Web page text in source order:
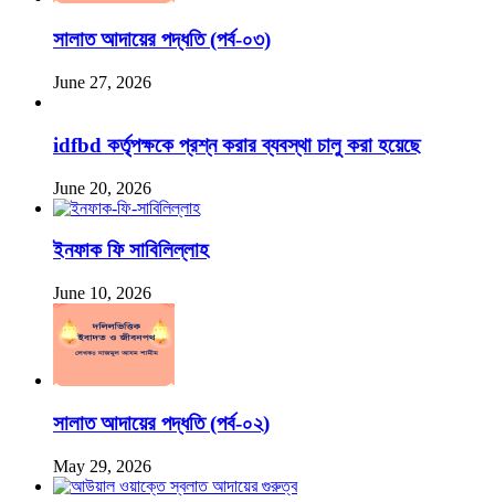
সালাত আদায়ের পদ্ধতি (পর্ব-০৩)
June 27, 2026
idfbd কর্তৃপক্ষকে প্রশ্ন করার ব্যবস্থা চালু করা হয়েছে
June 20, 2026
ইনফাক ফি সাবিলিল্লাহ
June 10, 2026
সালাত আদায়ের পদ্ধতি (পর্ব-০২)
May 29, 2026